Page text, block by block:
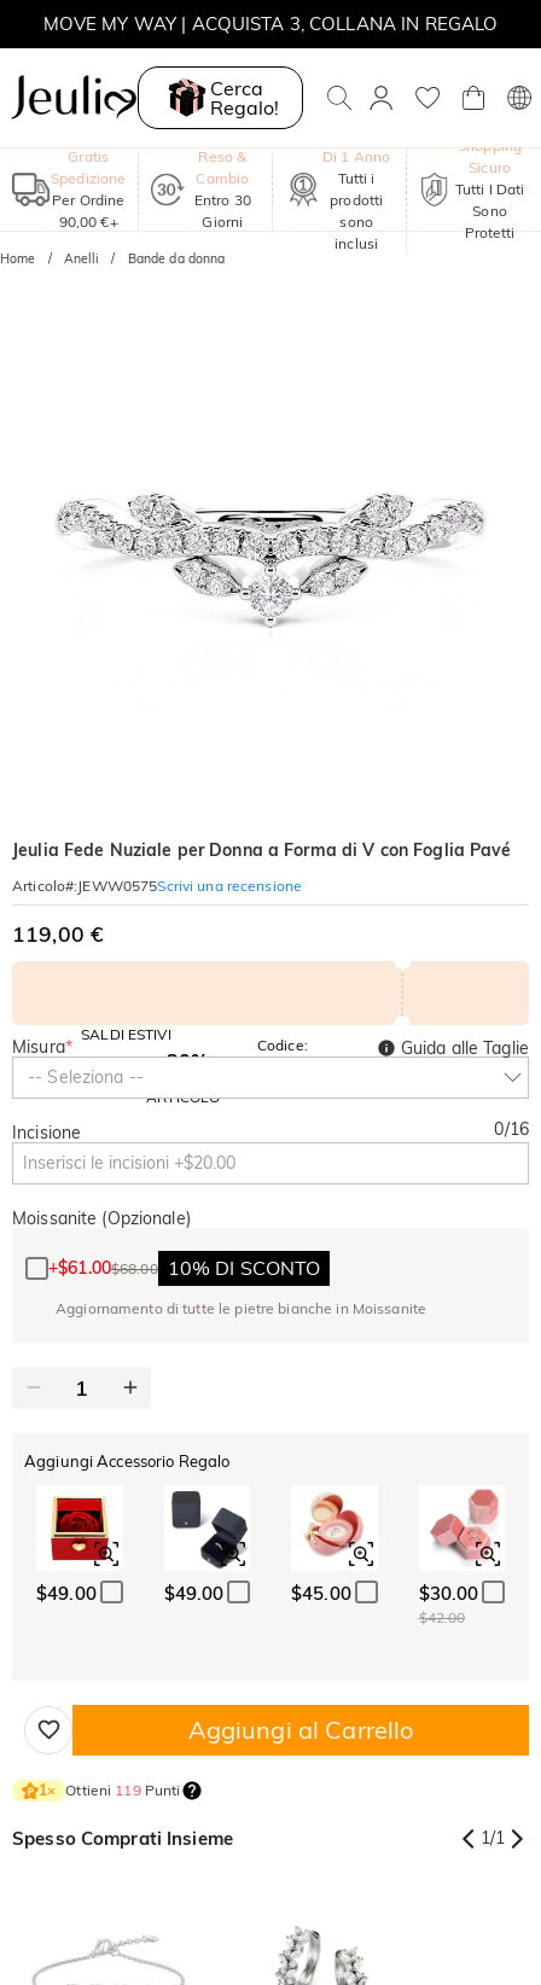
MOVE MY WAY | ACQUISTA 3, COLLANA IN REGALO
Cerca
Regalo!
Gratis
Spedizione
Per Ordine
90,00 €+
Reso &
Cambio
Entro 30
Giorni
Di 1 Anno
Tutti i
prodotti
sono
inclusi
Shopping
Sicuro
Tutti I Dati
Sono
Protetti
Home Anelli Bande da donna
Jeulia Fede Nuziale per Donna a Forma di V con Foglia Pavé
Articolo#: JEWW0575Scrivi una recensione
119,00 €
SALDI ESTIVI
-10%
SU TUTTO
-30%
ARTICOLO
Codice:
SUMMER
Misura*
-- Seleziona --
Guida alle Taglie
Incisione 0/16
Moissanite (Opzionale)
+$61.00$68.00 10% DI SCONTO
Aggiornamento di tutte le pietre bianche in Moissanite
Aggiungi Accessorio Regalo
$49.00 $49.00 $45.00 $30.00
$42.00
Aggiungi al Carrello
1× Ottieni 119Punti
Spesso Comprati Insieme 1/1